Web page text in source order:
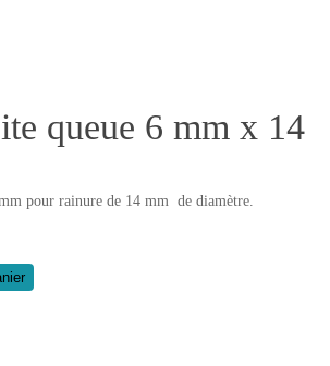
queue 6 mm x 14
pour rainure de 14 mm de diamètre.